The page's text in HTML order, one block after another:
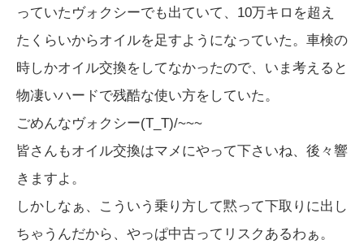
っていたヴォクシーでも出ていて、10万キロを超え
たくらいからオイルを足すようになっていた。車検の
時しかオイル交換をしてなかったので、いま考えると
物凄いハードで残酷な使い方をしていた。
ごめんなヴォクシー(T_T)/~~~
皆さんもオイル交換はマメにやって下さいね、後々響
きますよ。
しかしなぁ、こういう乗り方して黙って下取りに出し
ちゃうんだから、やっぱ中古ってリスクあるわぁ。